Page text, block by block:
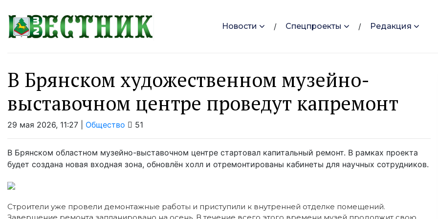
Новости Спецпроекты Редакция
В Брянском художественном музейно-
выставочном центре проведут капремонт
29 мая 2026, 11:27 | Общество 51
В Брянском областном музейно-выставочном центре стартовал капитальный ремонт. В рамках проекта
будет создана новая входная зона, обновлён холл и отремонтированы кабинеты для научных сотрудников.
Строители уже провели демонтажные работы и приступили к внутренней отделке помещений.
Завершение ремонта запланировано на осень. В течение всего этого времени музей продолжит свою